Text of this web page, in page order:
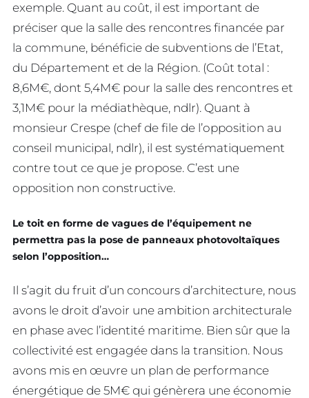
exemple. Quant au coût, il est important de
préciser que la salle des rencontres financée par
la commune, bénéficie de subventions de l’Etat,
du Département et de la Région. (Coût total :
8,6M€, dont 5,4M€ pour la salle des rencontres et
3,1M€ pour la médiathèque, ndlr). Quant à
monsieur Crespe (chef de file de l’opposition au
conseil municipal, ndlr), il est systématiquement
contre tout ce que je propose. C’est une
opposition non constructive.
Le toit en forme de vagues de l’équipement ne
permettra pas la pose de panneaux photovoltaïques
selon l’opposition…
Il s’agit du fruit d’un concours d’architecture, nous
avons le droit d’avoir une ambition architecturale
en phase avec l’identité maritime. Bien sûr que la
collectivité est engagée dans la transition. Nous
avons mis en œuvre un plan de performance
énergétique de 5M€ qui génèrera une économie